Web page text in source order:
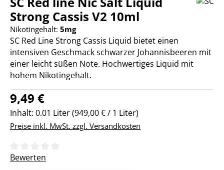
Strong Cassis V2 10ml
Nikotingehalt: 5mg
SC Red Line Strong Cassis Liquid bietet einen
intensiven Geschmack schwarzer Johannisbeeren mit
einer leicht süßen Note. Hochwertiges Liquid mit
hohem Nikotingehalt.
Regulärer Preis:
9,49 €
Inhalt: 0.01 Liter(949,00 € / 1 Liter)
Preise inkl. MwSt. zzgl. Versandkosten
Durchschnittliche Bewertung von 0 von 5 Sternen
Bewerten